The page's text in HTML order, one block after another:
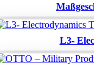
L3-